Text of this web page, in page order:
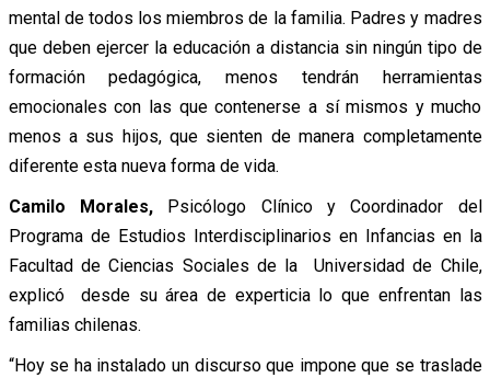
mental de todos los miembros de la familia. Padres y madres
que deben ejercer la educación a distancia sin ningún tipo de
formación pedagógica, menos tendrán herramientas
emocionales con las que contenerse a sí mismos y mucho
menos a sus hijos, que sienten de manera completamente
diferente esta nueva forma de vida.
Camilo Morales,Psicólogo Clínico y Coordinador del
Programa de Estudios Interdisciplinarios en Infancias en la
Facultad de Ciencias Sociales de la Universidad de Chile,
explicó desde su área de experticia lo que enfrentan las
familias chilenas.
“Hoy se ha instalado un discurso que impone que se traslade